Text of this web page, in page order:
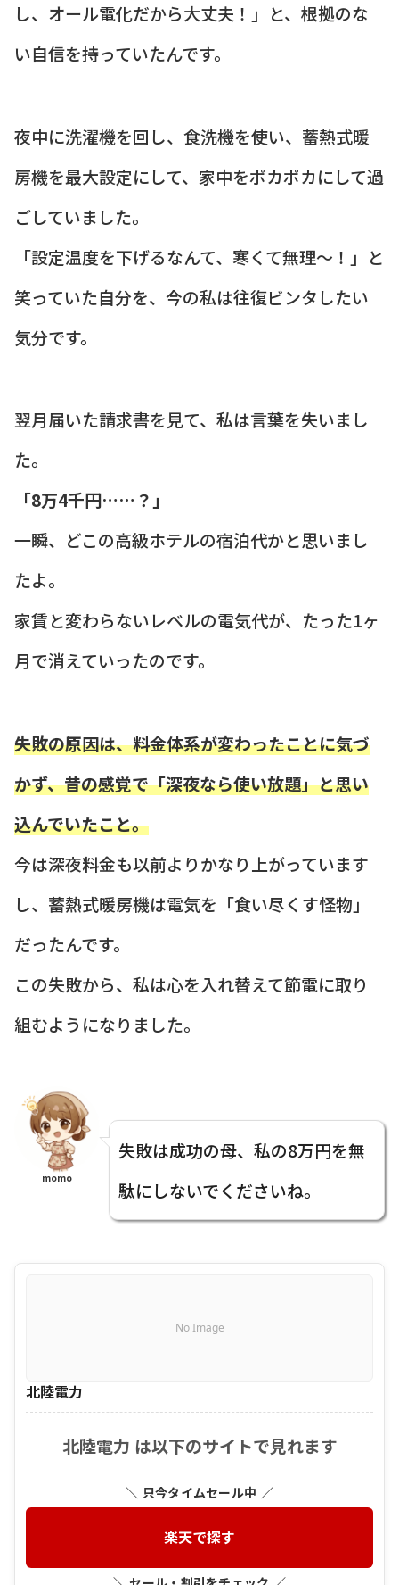
し、オール電化だから大丈夫！」と、根拠のな
い自信を持っていたんです。
夜中に洗濯機を回し、食洗機を使い、蓄熱式暖
房機を最大設定にして、家中をポカポカにして過
ごしていました。
「設定温度を下げるなんて、寒くて無理〜！」と
笑っていた自分を、今の私は往復ビンタしたい
気分です。
翌月届いた請求書を見て、私は言葉を失いまし
た。
「8万4千円……？」
一瞬、どこの高級ホテルの宿泊代かと思いまし
たよ。
家賃と変わらないレベルの電気代が、たった1ヶ
月で消えていったのです。
失敗の原因は、料金体系が変わったことに気づ
かず、昔の感覚で「深夜なら使い放題」と思い
込んでいたこと。
今は深夜料金も以前よりかなり上がっています
し、蓄熱式暖房機は電気を「食い尽くす怪物」
だったんです。
この失敗から、私は心を入れ替えて節電に取り
組むようになりました。
momo
失敗は成功の母、私の8万円を無
駄にしないでくださいね。
No Image
北陸電力
北陸電力 は以下のサイトで見れます
＼ 只今タイムセール中 ／
楽天で探す